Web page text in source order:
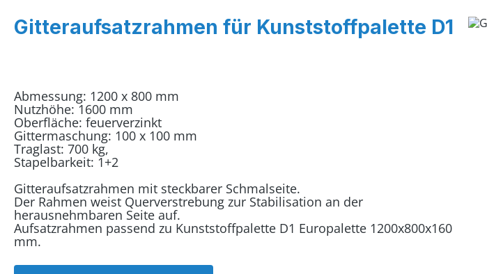
Gitteraufsatzrahmen für Kunststoffpalette D1
Abmessung: 1200 x 800 mm
Nutzhöhe: 1600 mm
Oberfläche: feuerverzinkt
Gittermaschung: 100 x 100 mm
Traglast: 700 kg,
Stapelbarkeit: 1+2
Gitteraufsatzrahmen mit steckbarer Schmalseite.
Der Rahmen weist Querverstrebung zur Stabilisation an der
herausnehmbaren Seite auf.
Aufsatzrahmen passend zu Kunststoffpalette D1 Europalette 1200x800x160
mm.